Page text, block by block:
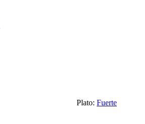
Plato: Fuerte